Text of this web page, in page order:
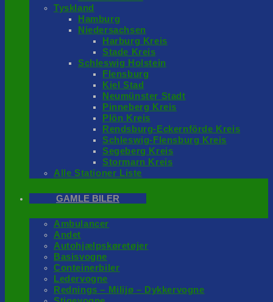
Tyskland
Hamburg
Niedersachsen
Harburg Kreis
Stade Kreis
Schleswig Holstein
Flensburg
Kiel Stad
Neumünster Stadt
Pinneberg Kreis
Plön Kreis
Rendsburg-Eckernförde Kreis
Schleswig-Flensburg Kreis
Segeberg Kreis
Stormarn Kreis
Alle Stationer Liste
GAMLE BILER
Ambulancer
Andet
Autohjælpskøretøjer
Basisvogne
Conteinerbiler
Ledervogne
Rednings – Milijø – Dykkervogne